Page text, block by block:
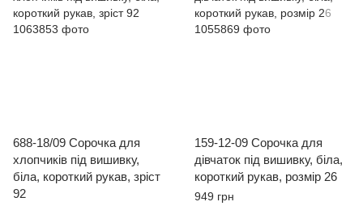
688-18/09 Сорочка для
хлопчиків під вишивку,
біла, короткий рукав, зріст
92
159-12-09 Сорочка для
дівчаток під вишивку, біла,
короткий рукав, розмір 26
949 грн